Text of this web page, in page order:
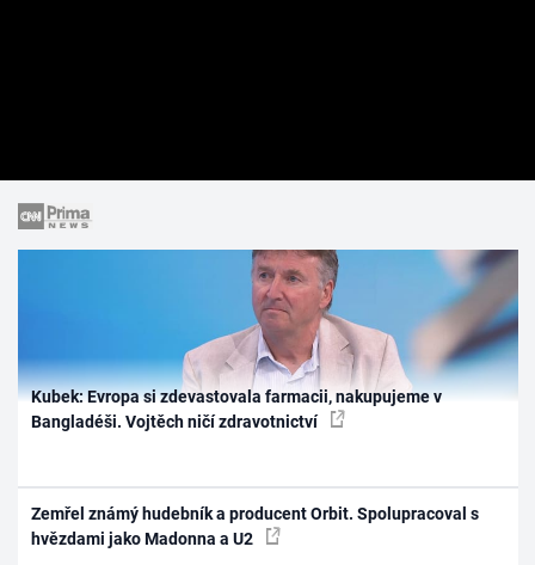
Kubek: Evropa si zdevastovala farmacii, nakupujeme v
Bangladéši. Vojtěch ničí zdravotnictví
Zemřel známý hudebník a producent Orbit. Spolupracoval s
hvězdami jako Madonna a U2